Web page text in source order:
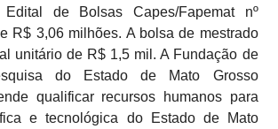
de Bolsas Capes/Fapemat nº
R$ 3,06 milhões. A bolsa de mestrado
unitário de R$ 1,5 mil. A Fundação de
do Estado de Mato Grosso
qualificar recursos humanos para
e tecnológica do Estado de Mato